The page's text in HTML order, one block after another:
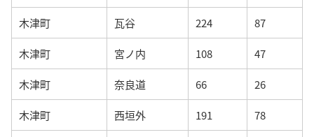
木津町 瓦谷 224 87
木津町 宮ノ内 108 47
木津町 奈良道 66 26
木津町 西垣外 191 78